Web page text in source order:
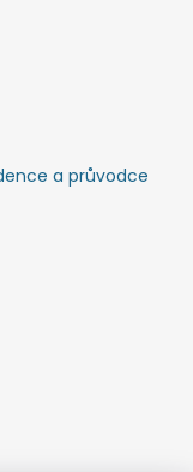
a průvodce